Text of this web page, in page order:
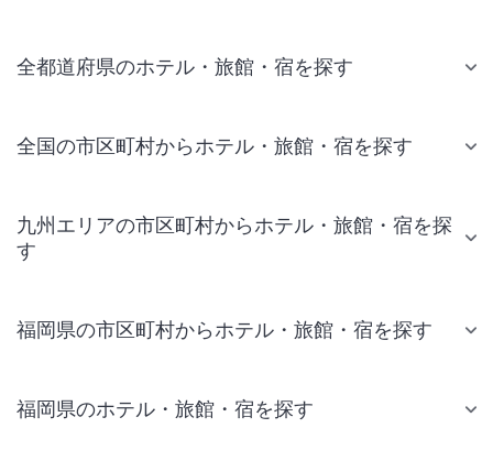
全都道府県のホテル・旅館・宿を探す
全国の市区町村からホテル・旅館・宿を探す
九州エリアの市区町村からホテル・旅館・宿を探
す
福岡県の市区町村からホテル・旅館・宿を探す
福岡県のホテル・旅館・宿を探す